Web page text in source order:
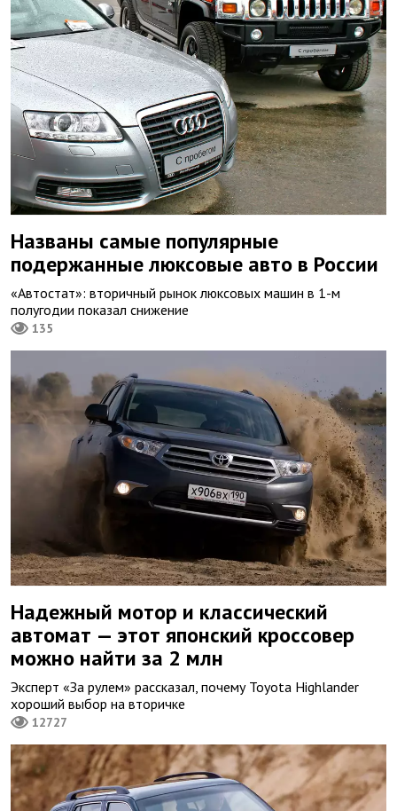
Названы самые популярные
подержанные люксовые авто в России
«Автостат»: вторичный рынок люксовых машин в 1-м
полугодии показал снижение
135
Надежный мотор и классический
автомат — этот японский кроссовер
можно найти за 2 млн
Эксперт «За рулем» рассказал, почему Toyota Highlander
хороший выбор на вторичке
12727